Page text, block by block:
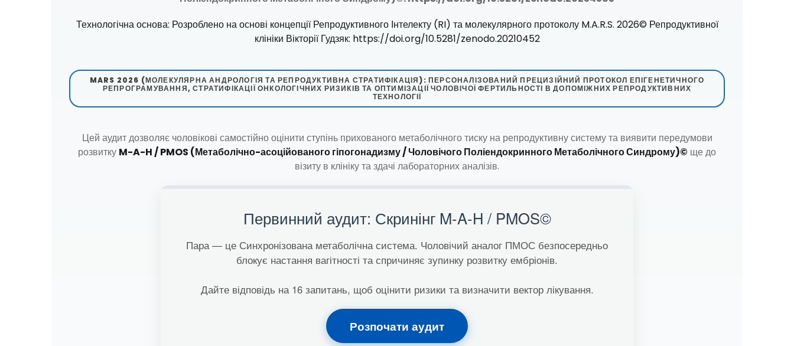
Технологічна основа: Розроблено на основі концепції Репродуктивного Інтелекту (RI) та молекулярного протоколу M.A.R.S. 2026© Репродуктивної
клініки Вікторії Гудзяк: https://doi.org/10.5281/zenodo.20210452
MARS 2026 (МОЛЕКУЛЯРНА АНДРОЛОГІЯ ТА РЕПРОДУКТИВНА СТРАТИФІКАЦІЯ): ПЕРСОНАЛІЗОВАНИЙ ПРЕЦИЗІЙНИЙ ПРОТОКОЛ ЕПІГЕНЕТИЧНОГО
РЕПРОГРАМУВАННЯ, СТРАТИФІКАЦІЇ ОНКОЛОГІЧНИХ РИЗИКІВ ТА ОПТИМІЗАЦІЇ ЧОЛОВІЧОЇ ФЕРТИЛЬНОСТІ В ДОПОМІЖНИХ РЕПРОДУКТИВНИХ
ТЕХНОЛОГІЇ
Цей аудит дозволяє чоловікові самостійно оцінити ступінь прихованого метаболічного тиску на репродуктивну систему та виявити передумови
розвитку M-A-H / PMOS (Метаболічно-асоційованого гіпогонадизму / Чоловічого Поліендокринного Метаболічного Синдрому)© ще до
візиту в клініку та здачі лабораторних аналізів.
Первинний аудит: Скринінг M-A-H / PMOS©
Пара — це Синхронізована метаболічна система. Чоловічий аналог ПМОС безпосередньо
блокує настання вагітності та спричиняє зупинку розвитку ембріонів.
Дайте відповідь на 16 запитань, щоб оцінити ризики та визначити вектор лікування.
Розпочати аудит